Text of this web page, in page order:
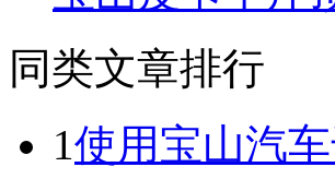
同类文章排行
1使用宝山汽